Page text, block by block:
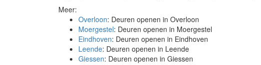
Meer:
Overloon: Deuren openen in Overloon
Moergestel: Deuren openen in Moergestel
Eindhoven: Deuren openen in Eindhoven
Leende: Deuren openen in Leende
Giessen: Deuren openen in Giessen